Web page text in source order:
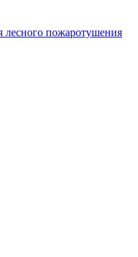
лесного пожаротушения